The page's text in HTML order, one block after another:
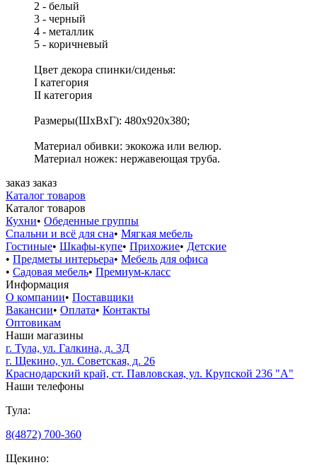
2 - белый
3 - черный
4 - металлик
5 - коричневый
Цвет декора спинки/сиденья:
I категория
II категория
Размеры(ШхВхГ): 480х920х380;
Материал обивки: экокожа или велюр.
Материал ножек: нержавеющая труба.
заказ заказ
Каталог товаров
Каталог товаров
Кухни• Обеденные группы
Спальни и всё для сна• Мягкая мебель
Гостиные• Шкафы-купе• Прихожие• Детские
• Предметы интерьера• Мебель для офиса
• Садовая мебель• Премиум-класс
Информация
О компании• Поставщики
Вакансии• Оплата• Контакты
Оптовикам
Наши магазины
г. Тула, ул. Галкина, д. 3Д
г. Щекино, ул. Советская, д. 26
Краснодарский край, ст. Павловская, ул. Крупской 236 "А"
Наши телефоны
Тула:
8(4872) 700-360
Щекино: